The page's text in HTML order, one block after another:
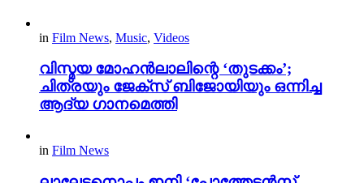
in Film News, Music, Videos
വിസ്മയ മോഹൻലാലിന്റെ ‘തുടക്കം’;
ചിത്രയും ജേക്സ് ബിജോയിയും ഒന്നിച്ച
ആദ്യ ഗാനമെത്തി
in Film News